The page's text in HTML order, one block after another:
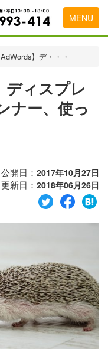
MENU
AdWords】デ・・・
ディスプレ
ナー、使っ
公開日： 2017年10月27日
更新日： 2018年06月26日